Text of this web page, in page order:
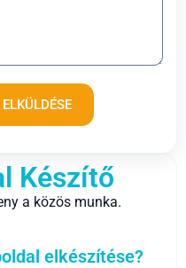
Készítő
a közös munka.
elkészítése?